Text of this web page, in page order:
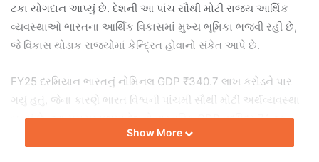
ટકા યોગદાન આપ્યું છે. દેશની આ પાંચ સૌથી મોટી રાજ્ય આર્થિક
વ્યવસ્થાઓ ભારતના આર્થિક વિકાસમાં મુખ્ય ભૂમિકા ભજવી રહી છે,
જે વિકાસ થોડાક રાજ્યોમાં કેન્દ્રિત હોવાનો સંકેત આપે છે.
FY25 દરમિયાન ભારતનું નોમિનલ GDP ₹340.7 લાખ કરોડને પાર
ગયું હતું, જેના કારણે ભારત વિશ્વની પાંચમી સૌથી મોટી અર્થવ્યવસ્થા
બન્યું છે. આ સમયગાળામાં દેશનો વાસ્તવિક GDP વૃદ્ધિદર 7.1 ટકા
નોંધાયો હતો. જોકે, રિપોર્ટમાં દેશના મજબૂત વિકાસ છતાં વિવિધ રાજ્યો
Show More